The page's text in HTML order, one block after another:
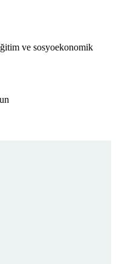
ve sosyoekonomik